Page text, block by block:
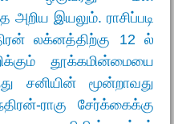
இயலும். ராசிப்படி
லக்னத்திற்கு 12 ல்
தூக்கமின்மையை
சனியின் மூன்றாவது
ராகு சேர்க்கைக்கு